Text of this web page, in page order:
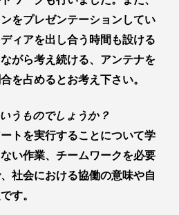
をプレゼンテーションしてい
ィアを出し合う時間も設ける
がら考え続ける、アンテナを
を占めるとお考え下さい。
うものでしょうか？
トを実行することについて学
い作業、チームワークを必要
社会における協働の意味や自
す。